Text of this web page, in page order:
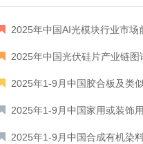
2025年中国AI光模块行业市场
报告（简版）
2025年中国光伏硅片产业链图
分析（附产业链全景图）
2025年1-9月中国胶合板及类
据统计分析：出口量同比增长5%
2025年1-9月中国家用或装饰
据统计分析：出口量71万吨
2025年1-9月中国合成有机染